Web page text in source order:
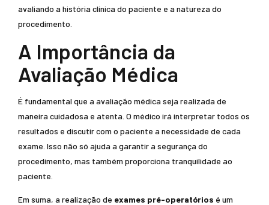
avaliando a história clínica do paciente e a natureza do
procedimento.
A Importância da
Avaliação Médica
É fundamental que a avaliação médica seja realizada de
maneira cuidadosa e atenta. O médico irá interpretar todos os
resultados e discutir com o paciente a necessidade de cada
exame. Isso não só ajuda a garantir a segurança do
procedimento, mas também proporciona tranquilidade ao
paciente.
Em suma, a realização de exames pré-operatórios é um